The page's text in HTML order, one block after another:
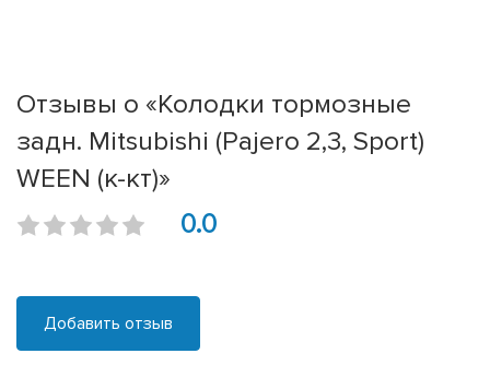
Отзывы о «Колодки тормозные
задн. Mitsubishi (Pajero 2,3, Sport)
WEEN (к-кт)»
0.0
Добавить отзыв